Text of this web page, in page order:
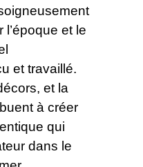
et le
et travaillé.
et la
à créer
qui
dans le